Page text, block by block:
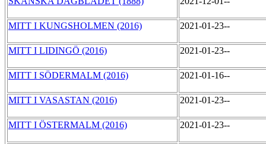
MITT I KUNGSHOLMEN (2016) 2021-01-23--
MITT I LIDINGÖ (2016) 2021-01-23--
MITT I SÖDERMALM (2016) 2021-01-16--
MITT I VASASTAN (2016) 2021-01-23--
MITT I ÖSTERMALM (2016) 2021-01-23--